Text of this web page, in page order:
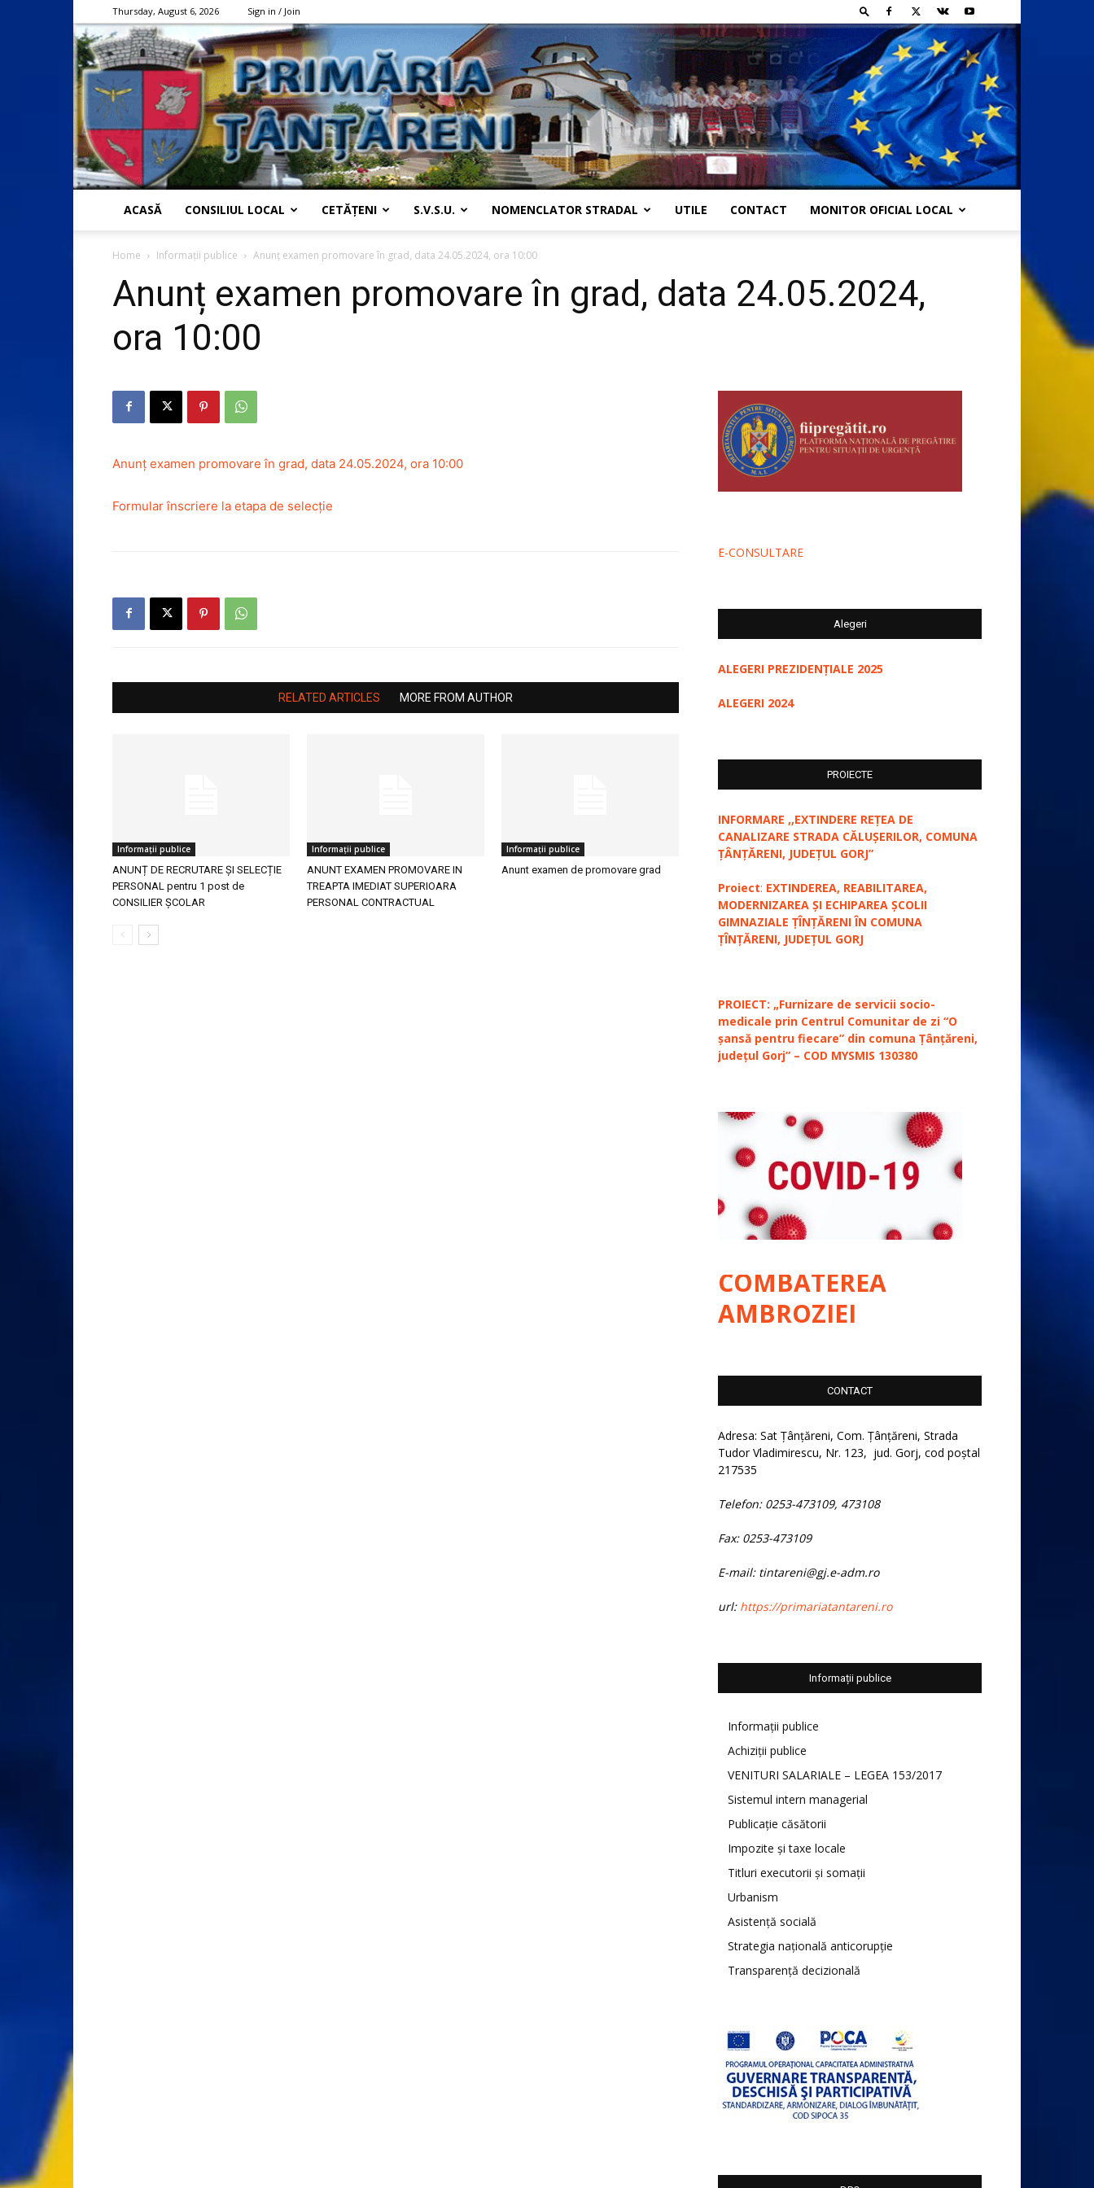
Thursday, August 6, 2026 Sign in / Join
ACASĂ CONSILIUL LOCAL CETĂȚENI S.V.S.U. NOMENCLATOR STRADAL UTILE CONTACT MONITOR OFICIAL LOCAL
Home Informații publice Anunț examen promovare în grad, data 24.05.2024, ora 10:00
Anunț examen promovare în grad, data 24.05.2024,
ora 10:00
Anunț examen promovare în grad, data 24.05.2024, ora 10:00
Formular înscriere la etapa de selecție
RELATED ARTICLES MORE FROM AUTHOR
Informații publice
ANUNȚ DE RECRUTARE ȘI SELECȚIE
PERSONAL pentru 1 post de
CONSILIER ȘCOLAR
Informații publice
ANUNT EXAMEN PROMOVARE IN
TREAPTA IMEDIAT SUPERIOARA
PERSONAL CONTRACTUAL
Informații publice
Anunt examen de promovare grad
E-CONSULTARE
Alegeri
ALEGERI PREZIDENȚIALE 2025
ALEGERI 2024
PROIECTE
INFORMARE ,,EXTINDERE REȚEA DE
CANALIZARE STRADA CĂLUȘERILOR, COMUNA
ȚÂNȚĂRENI, JUDEȚUL GORJ”
Proiect: EXTINDEREA, REABILITAREA,
MODERNIZAREA ȘI ECHIPAREA ȘCOLII
GIMNAZIALE ȚÎNȚĂRENI ÎN COMUNA
ȚÎNȚĂRENI, JUDEȚUL GORJ
PROIECT: „Furnizare de servicii socio-
medicale prin Centrul Comunitar de zi “O
șansă pentru fiecare” din comuna Țânțăreni,
județul Gorj” – COD MYSMIS 130380
COMBATEREA
AMBROZIEI
CONTACT
Adresa: Sat Țânțăreni, Com. Țânțăreni, Strada
Tudor Vladimirescu, Nr. 123, jud. Gorj, cod poștal
217535
Telefon: 0253-473109, 473108
Fax: 0253-473109
E-mail: tintareni@gj.e-adm.ro
url: https://primariatantareni.ro
Informații publice
Informații publice
Achiziții publice
VENITURI SALARIALE – LEGEA 153/2017
Sistemul intern managerial
Publicație căsătorii
Impozite și taxe locale
Titluri executorii și somații
Urbanism
Asistență socială
Strategia națională anticorupție
Transparență decizională